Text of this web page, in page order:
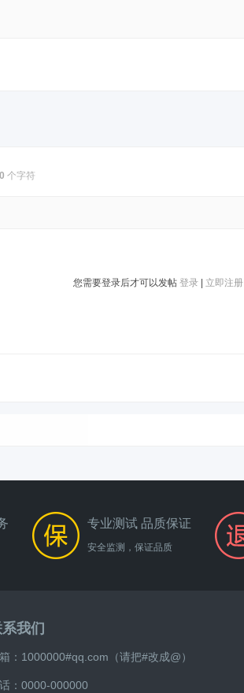
个字符
您需要登录后才可以发帖 登录 立即注册
专业测试 品质保证
安全监测，保证品质
我们
：1000000#qq.com（请把#改成@）
：0000-000000